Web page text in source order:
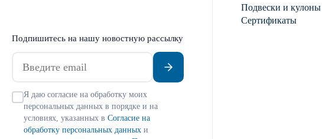
Подпишитесь на нашу новостную рассылку
Я даю согласие на обработку моих
персональных данных в порядке и на
условиях, указанных в Согласие на
обработку персональных данных и
Подвески и кулоны
Сертификаты